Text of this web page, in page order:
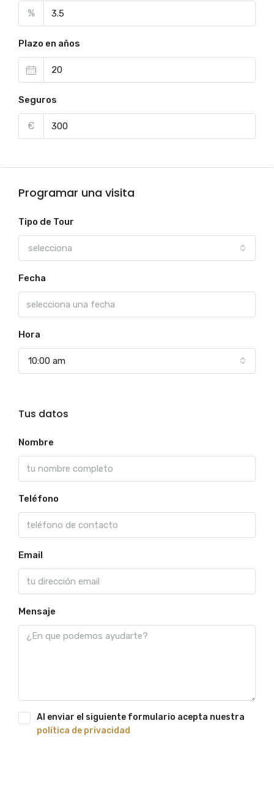
%
Plazo en años
Seguros
€
Programar una visita
Tipo de Tour
selecciona
Fecha
Hora
10:00 am
Tus datos
Nombre
Teléfono
Email
Mensaje
Al enviar el siguiente formulario acepta nuestra
política de privacidad